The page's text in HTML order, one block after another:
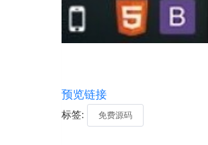
预览链接
标签: 免费源码